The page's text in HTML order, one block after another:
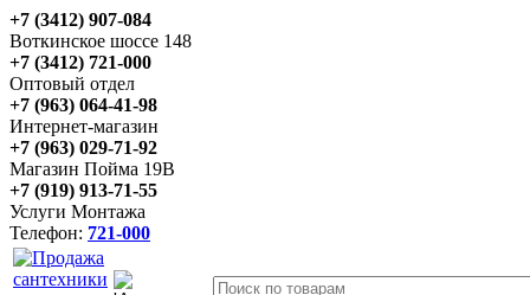
+7 (3412) 907-084
Воткинское шоссе 148
+7 (3412) 721-000
Оптовый отдел
+7 (963) 064-41-98
Интернет-магазин
+7 (963) 029-71-92
Магазин Пойма 19В
+7 (919) 913-71-55
Услуги Монтажа
Телефон: 721-000